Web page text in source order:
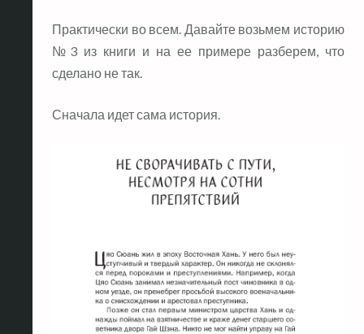
Практически во всем. Давайте возьмем историю
№3 из книги и на ее примере разберем, что
сделано не так.
Сначала идет сама история.